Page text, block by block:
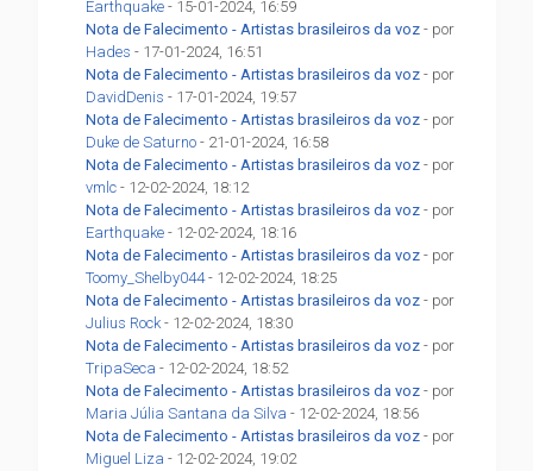
Earthquake - 15-01-2024, 16:59
Nota de Falecimento - Artistas brasileiros da voz - por
Hades - 17-01-2024, 16:51
Nota de Falecimento - Artistas brasileiros da voz - por
DavidDenis - 17-01-2024, 19:57
Nota de Falecimento - Artistas brasileiros da voz - por
Duke de Saturno - 21-01-2024, 16:58
Nota de Falecimento - Artistas brasileiros da voz - por
vmlc - 12-02-2024, 18:12
Nota de Falecimento - Artistas brasileiros da voz - por
Earthquake - 12-02-2024, 18:16
Nota de Falecimento - Artistas brasileiros da voz - por
Toomy_Shelby044- 12-02-2024, 18:25
Nota de Falecimento - Artistas brasileiros da voz - por
Julius Rock- 12-02-2024, 18:30
Nota de Falecimento - Artistas brasileiros da voz - por
TripaSeca - 12-02-2024, 18:52
Nota de Falecimento - Artistas brasileiros da voz - por
Maria Júlia Santana da Silva - 12-02-2024, 18:56
Nota de Falecimento - Artistas brasileiros da voz - por
Miguel Liza - 12-02-2024, 19:02